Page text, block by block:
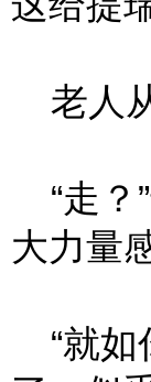
老人
“走？
大力量
“就如